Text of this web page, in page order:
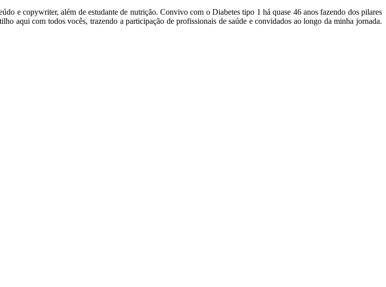
e copywriter, além de estudante de nutrição. Convivo com o Diabetes tipo 1 há quase 46 anos fazendo dos pilares
aqui com todos vocês, trazendo a participação de profissionais de saúde e convidados ao longo da minha jornada.